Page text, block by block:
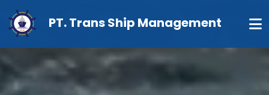
PT. Trans Ship Management